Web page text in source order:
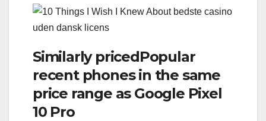
Similarly pricedPopular
recent phones in the same
price range as Google Pixel
10 Pro